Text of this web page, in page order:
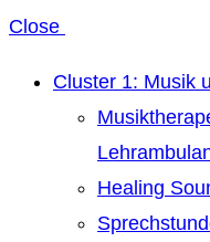
Close
Cluster 1: Musik
Healing